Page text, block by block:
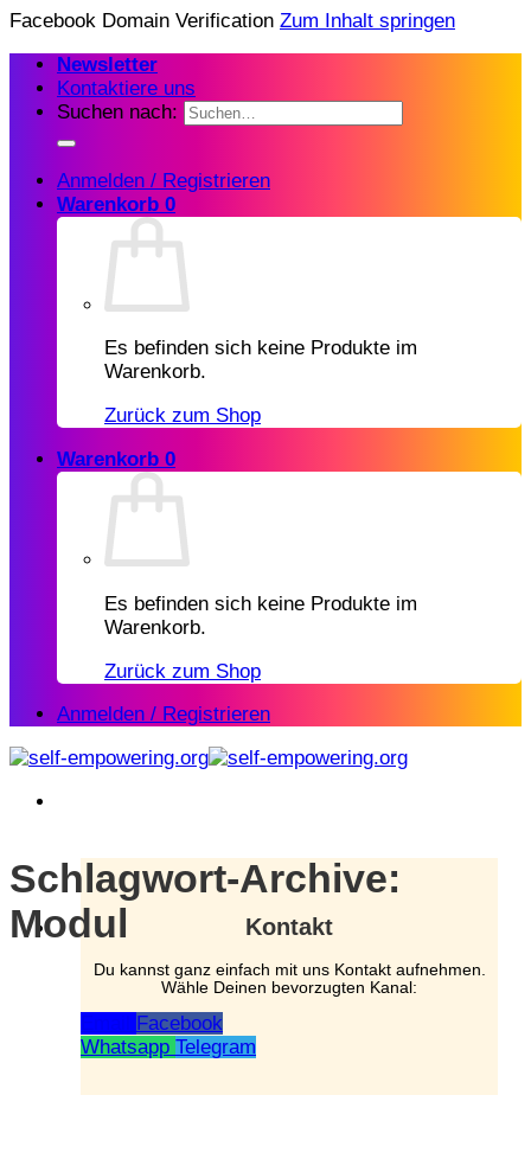
Facebook Domain Verification Zum Inhalt springen
Newsletter
Kontaktiere uns
Suchen nach:
Anmelden / Registrieren
Warenkorb 0
Es befinden sich keine Produkte im
Warenkorb.
Zurück zum Shop
Warenkorb 0
Es befinden sich keine Produkte im
Warenkorb.
Zurück zum Shop
Anmelden / Registrieren
Kontakt
Du kannst ganz einfach mit uns Kontakt aufnehmen.
Wähle Deinen bevorzugten Kanal:
Facebook
Whatsapp Telegram
Schlagwort-Archive:
Modul